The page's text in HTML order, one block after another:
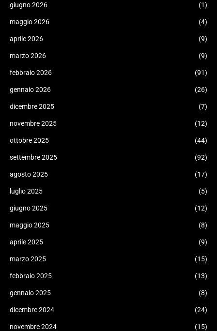
giugno 2026 (1)
maggio 2026 (4)
aprile 2026 (9)
marzo 2026 (9)
febbraio 2026 (91)
gennaio 2026 (26)
dicembre 2025 (7)
novembre 2025 (12)
ottobre 2025 (44)
settembre 2025 (92)
agosto 2025 (17)
luglio 2025 (5)
giugno 2025 (12)
maggio 2025 (8)
aprile 2025 (9)
marzo 2025 (15)
febbraio 2025 (13)
gennaio 2025 (8)
dicembre 2024 (24)
novembre 2024 (15)